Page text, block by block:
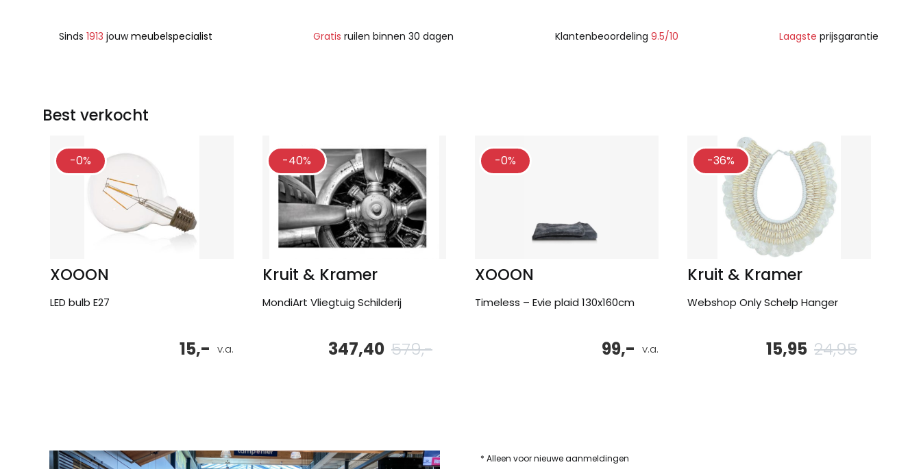
Sinds 1913 jouwmeubelspecialist Gratis ruilen binnen 30 dagen Klantenbeoordeling 9.5/10 Laagste prijsgarantie
Best verkocht
-0%
XOOON
LED bulb E27
v.a.
15,-
-40%
Kruit & Kramer
MondiArt Vliegtuig Schilderij
579,-
347,40
-0%
XOOON
Timeless – Evie plaid 130x160cm
v.a.
99,-
-36%
Kruit & Kramer
Webshop Only Schelp Hanger
24,95
15,95
* Alleen voor nieuwe aanmeldingen